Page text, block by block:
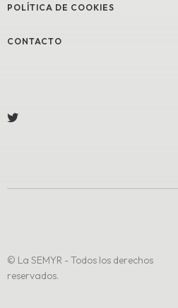
POLÍTICA DE COOKIES
CONTACTO
© La SEMYR - Todos los derechos
reservados.